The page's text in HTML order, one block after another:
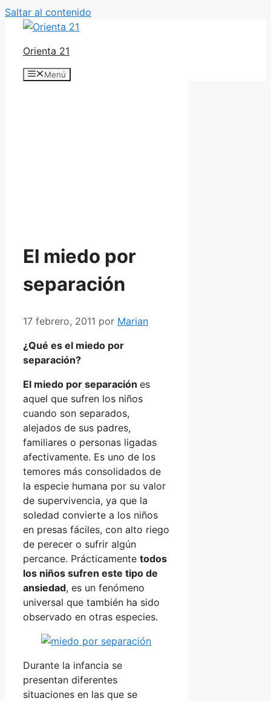
Saltar al contenido
Orienta 21
Menú
El miedo por
separación
17 febrero, 2011 por Marian
¿Qué es el miedo por
separación?
El miedo por separación es
aquel que sufren los niños
cuando son separados,
alejados de sus padres,
familiares o personas ligadas
afectivamente. Es uno de los
temores más consolidados de
la especie humana por su valor
de supervivencia, ya que la
soledad convierte a los niños
en presas fáciles, con alto riego
de perecer o sufrir algún
percance. Prácticamente todos
los niños sufren este tipo de
ansiedad, es un fenómeno
universal que también ha sido
observado en otras especies.
Durante la infancia se
presentan diferentes
situaciones en las que se